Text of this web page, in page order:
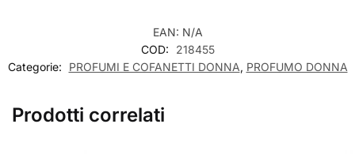
EAN: N/A
COD:
218455
Categorie:
PROFUMI E COFANETTI DONNA, PROFUMO DONNA
Prodotti correlati